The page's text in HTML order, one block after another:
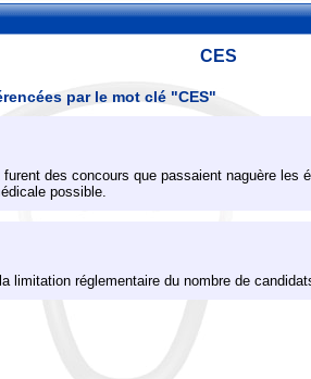
CES
par le mot clé "CES"
furent des concours que passaient naguère les
possible.
limitation réglementaire du nombre de